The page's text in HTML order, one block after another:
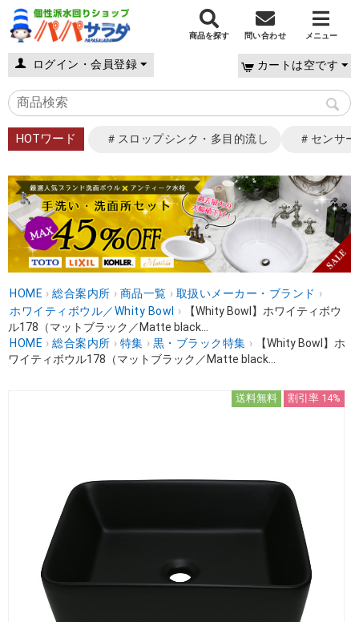
商品を探す 問い合わせ メニュー
ログイン・会員登録 カートは空です
HOTワード ＃スロップシンク・多目的流し ＃センサ
HOME › 総合案内所 › 商品一覧 › 取扱いメーカー・ブランド ›
ホワイティボウル／Whity Bowl
›
【Whity Bowl】ホワイティボウ
ル178（マットブラック／Matte black...
HOME › 総合案内所 › 特集 › 黒・ブラック特集 ›
【Whity Bowl】ホ
ワイティボウル178（マットブラック／Matte black...
送料無料 割引率 14%